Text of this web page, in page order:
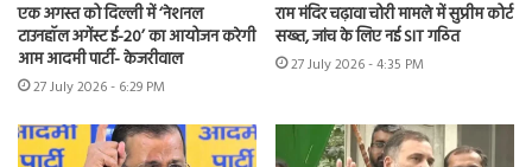
एक अगस्त को दिल्ली में ‘नेशनल
टाउनहॉल अगेंस्ट ई-20’ का आयोजन करेगी
आम आदमी पार्टी- केजरीवाल
27 July 2026 - 6:29 PM
राम मंदिर चढ़ावा चोरी मामले में सुप्रीम कोर्ट
सख्त, जांच के लिए नई SIT गठित
27 July 2026 - 4:35 PM